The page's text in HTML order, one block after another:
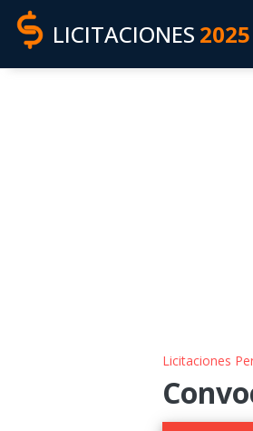
LICITACIONES 2025
Licitaciones